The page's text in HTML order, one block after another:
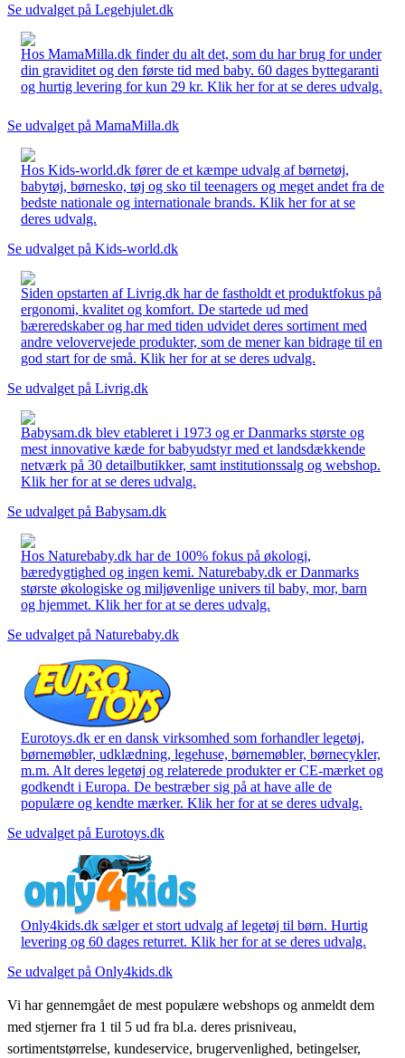
Se udvalget på Legehjulet.dk
Hos MamaMilla.dk finder du alt det, som du har brug for under
din graviditet og den første tid med baby. 60 dages byttegaranti
og hurtig levering for kun 29 kr. Klik her for at se deres udvalg.
Se udvalget på MamaMilla.dk
Hos Kids-world.dk fører de et kæmpe udvalg af børnetøj,
babytøj, børnesko, tøj og sko til teenagers og meget andet fra de
bedste nationale og internationale brands. Klik her for at se
deres udvalg.
Se udvalget på Kids-world.dk
Siden opstarten af Livrig.dk har de fastholdt et produktfokus på
ergonomi, kvalitet og komfort. De startede ud med
bæreredskaber og har med tiden udvidet deres sortiment med
andre velovervejede produkter, som de mener kan bidrage til en
god start for de små. Klik her for at se deres udvalg.
Se udvalget på Livrig.dk
Babysam.dk blev etableret i 1973 og er Danmarks største og
mest innovative kæde for babyudstyr med et landsdækkende
netværk på 30 detailbutikker, samt institutionssalg og webshop.
Klik her for at se deres udvalg.
Se udvalget på Babysam.dk
Hos Naturebaby.dk har de 100% fokus på økologi,
bæredygtighed og ingen kemi. Naturebaby.dk er Danmarks
største økologiske og miljøvenlige univers til baby, mor, barn
og hjemmet. Klik her for at se deres udvalg.
Se udvalget på Naturebaby.dk
Eurotoys.dk er en dansk virksomhed som forhandler legetøj,
børnemøbler, udklædning, legehuse, børnemøbler, børnecykler,
m.m. Alt deres legetøj og relaterede produkter er CE-mærket og
godkendt i Europa. De bestræber sig på at have alle de
populære og kendte mærker. Klik her for at se deres udvalg.
Se udvalget på Eurotoys.dk
Only4kids.dk sælger et stort udvalg af legetøj til børn. Hurtig
levering og 60 dages returret. Klik her for at se deres udvalg.
Se udvalget på Only4kids.dk
Vi har gennemgået de mest populære webshops og anmeldt dem
med stjerner fra 1 til 5 ud fra bl.a. deres prisniveau,
sortimentstørrelse, kundeservice, brugervenlighed, betingelser,